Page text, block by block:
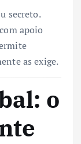
secreto.
apoio
as exige.
o